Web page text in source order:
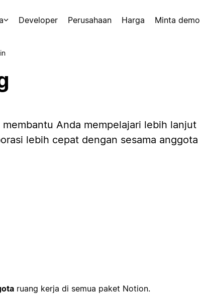
Developer Perusahaan Harga Minta demo
Anda mempelajari lebih lanjut
lebih cepat dengan sesama anggota
ruang kerja di semua paket Notion.